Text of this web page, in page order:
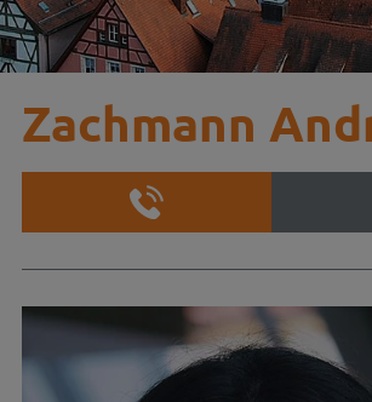
Zachmann